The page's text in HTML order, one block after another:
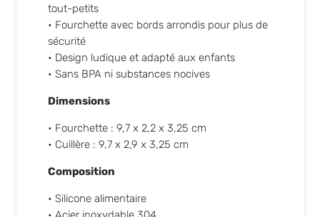
tout-petits
• Fourchette avec bords arrondis pour plus de
sécurité
• Design ludique et adapté aux enfants
• Sans BPA ni substances nocives
Dimensions
• Fourchette : 9,7 x 2,2 x 3,25 cm
• Cuillère : 9,7 x 2,9 x 3,25 cm
Composition
• Silicone alimentaire